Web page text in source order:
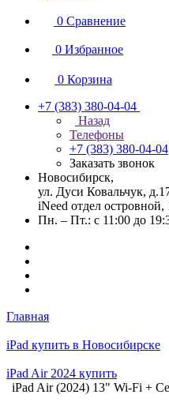
0 Сравнение
0 Избранное
0 Корзина
+7 (383) 380-04-04
Назад
Телефоны
+7 (383) 380-04-04
Заказать звонок
Новосибирск,
ул. Дуси Ковальчук,
iNeed отдел островной,
Пн. – Пт.: с 11:00 до
Главная
iPad купить в Новосибирске
iPad Air 2024 купить
iPad Air (2024) 13" Wi-Fi +